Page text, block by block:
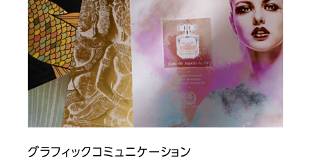
グラフィックコミュニケーション